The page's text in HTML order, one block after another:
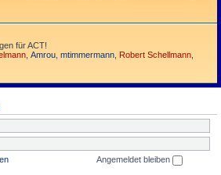
für ACT!
Amrou mtimmermann Robert Schellmann
Angemeldet bleiben